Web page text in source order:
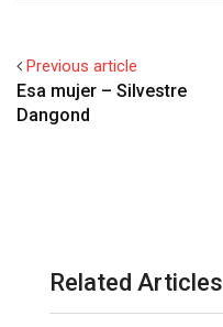
Previous article
Esa mujer – Silvestre
Dangond
Related Articles